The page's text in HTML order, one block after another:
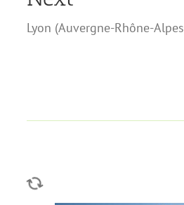
Lyon (Auvergne-Rhône-Alpes